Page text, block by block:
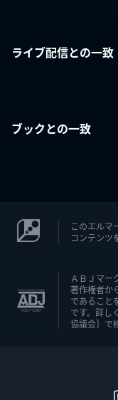
ライブ配信との一致
ブックとの一致
このエルマ
コンテンツ
ＡＢＪマー
著作権者か
であること
です。詳し
協議会］で